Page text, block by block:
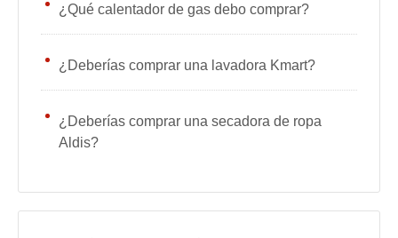
¿Qué calentador de gas debo comprar?
¿Deberías comprar una lavadora Kmart?
¿Deberías comprar una secadora de ropa
Aldis?